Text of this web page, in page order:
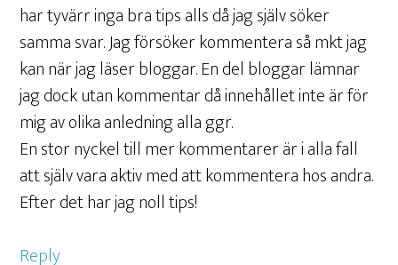
har tyvärr inga bra tips alls då jag själv söker
samma svar. Jag försöker kommentera så mkt jag
kan när jag läser bloggar. En del bloggar lämnar
jag dock utan kommentar då innehållet inte är för
mig av olika anledning alla ggr.
En stor nyckel till mer kommentarer är i alla fall
att själv vara aktiv med att kommentera hos andra.
Efter det har jag noll tips!
Reply